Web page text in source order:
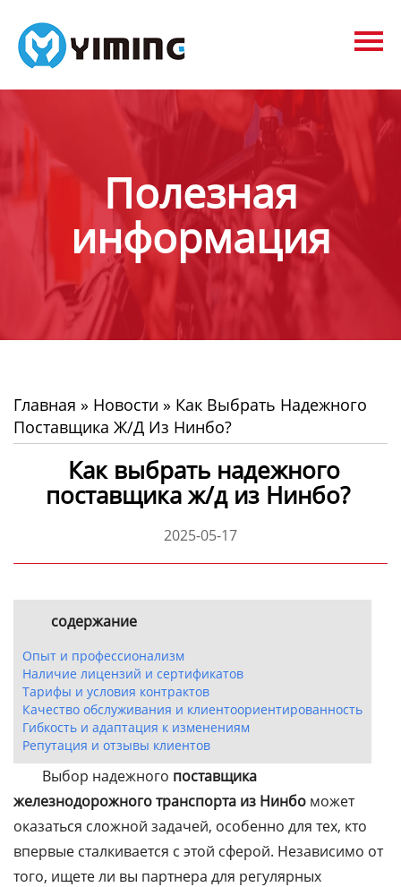
Tags
видео
О нас
Полезная
информация
Главная » Новости » Как Выбрать Надежного
Поставщика Ж/д Из Нинбо?
Как выбрать надежного
поставщика ж/д из Нинбо?
2025-05-17
содержание
Опыт и профессионализм
Наличие лицензий и сертификатов
Тарифы и условия контрактов
Качество обслуживания и клиентоориентированность
Гибкость и адаптация к изменениям
Репутация и отзывы клиентов
Выбор надежного поставщика
железнодорожного транспорта из Нинбо может
оказаться сложной задачей, особенно для тех, кто
впервые сталкивается с этой сферой. Независимо от
того, ищете ли вы партнера для регулярных